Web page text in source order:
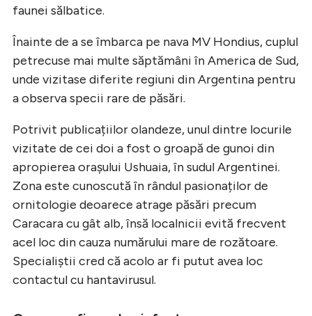
faunei sălbatice.
Înainte de a se îmbarca pe nava MV Hondius, cuplul
petrecuse mai multe săptămâni în America de Sud,
unde vizitase diferite regiuni din Argentina pentru
a observa specii rare de păsări.
Potrivit publicațiilor olandeze, unul dintre locurile
vizitate de cei doi a fost o groapă de gunoi din
apropierea orașului Ushuaia, în sudul Argentinei.
Zona este cunoscută în rândul pasionaților de
ornitologie deoarece atrage păsări precum
Caracara cu gât alb, însă localnicii evită frecvent
acel loc din cauza numărului mare de rozătoare.
Specialiștii cred că acolo ar fi putut avea loc
contactul cu hantavirusul.